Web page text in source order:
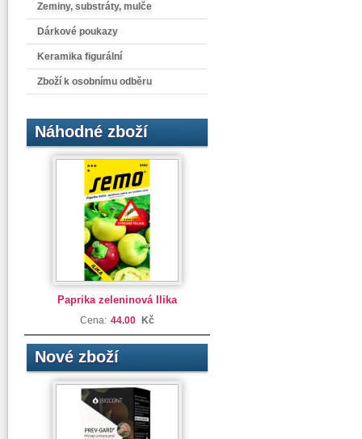
Zeminy, substráty, mulče
Dárkové poukazy
Keramika figurální
Zboží k osobnímu odběru
Náhodné zboží
Paprika zeleninová Ilika
Cena: 44.00 Kč
Nové zboží